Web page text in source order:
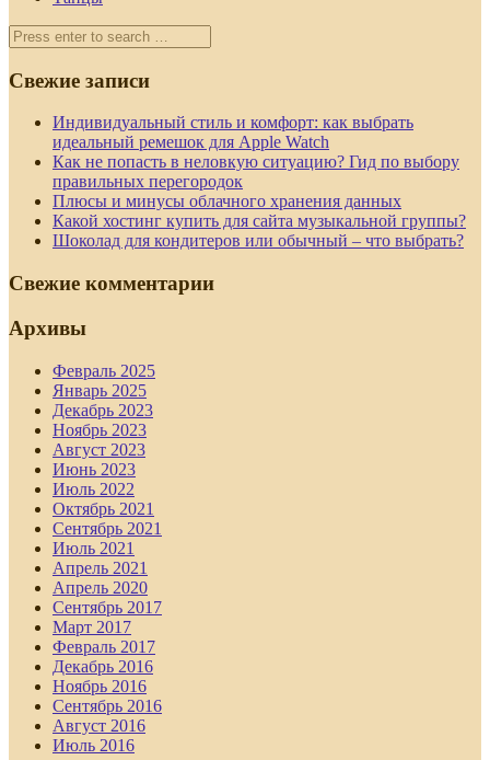
Свежие записи
Индивидуальный стиль и комфорт: как выбрать
идеальный ремешок для Apple Watch
Как не попасть в неловкую ситуацию? Гид по выбору
правильных перегородок
Плюсы и минусы облачного хранения данных
Какой хостинг купить для сайта музыкальной группы?
Шоколад для кондитеров или обычный – что выбрать?
Свежие комментарии
Архивы
Февраль 2025
Январь 2025
Декабрь 2023
Ноябрь 2023
Август 2023
Июнь 2023
Июль 2022
Октябрь 2021
Сентябрь 2021
Июль 2021
Апрель 2021
Апрель 2020
Сентябрь 2017
Март 2017
Февраль 2017
Декабрь 2016
Ноябрь 2016
Сентябрь 2016
Август 2016
Июль 2016